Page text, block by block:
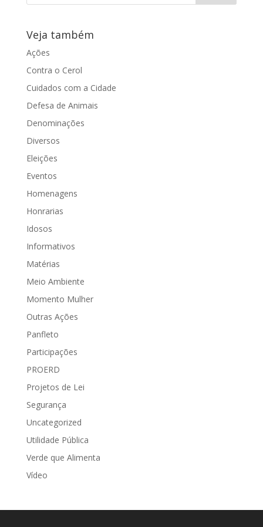
Veja também
Ações
Contra o Cerol
Cuidados com a Cidade
Defesa de Animais
Denominações
Diversos
Eleições
Eventos
Homenagens
Honrarias
Idosos
Informativos
Matérias
Meio Ambiente
Momento Mulher
Outras Ações
Panfleto
Participações
PROERD
Projetos de Lei
Segurança
Uncategorized
Utilidade Pública
Verde que Alimenta
Vídeo